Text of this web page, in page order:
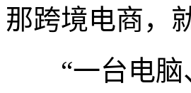
那跨境电商，
“一台电脑